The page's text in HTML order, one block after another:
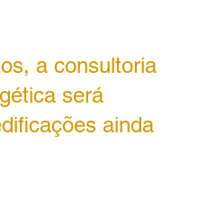
a consultoria
será
ainda